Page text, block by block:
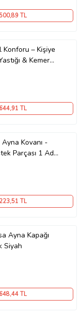
,89 TL
Konforu – Kişiye
& Kemer
644,91 TL
Kovanı -
Parçası 1 Adet
223,51 TL
Ayna Kapağı
Siyah
648,44 TL